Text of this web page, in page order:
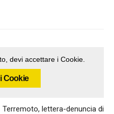
devi accettare i Cookie.
Cookie
Terremoto, lettera-denuncia di